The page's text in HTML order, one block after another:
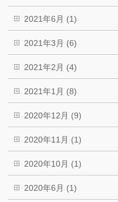
2021年6月 (1)
2021年3月 (6)
2021年2月 (4)
2021年1月 (8)
2020年12月 (9)
2020年11月 (1)
2020年10月 (1)
2020年6月 (1)